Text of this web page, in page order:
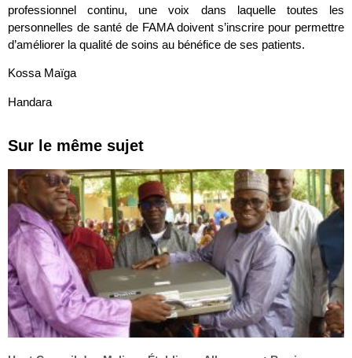
professionnel continu, une voix dans laquelle toutes les
personnelles de santé de FAMA doivent s’inscrire pour permettre
d’améliorer la qualité de soins au bénéfice de ses patients.
Kossa Maïga
Handara
Sur le même sujet